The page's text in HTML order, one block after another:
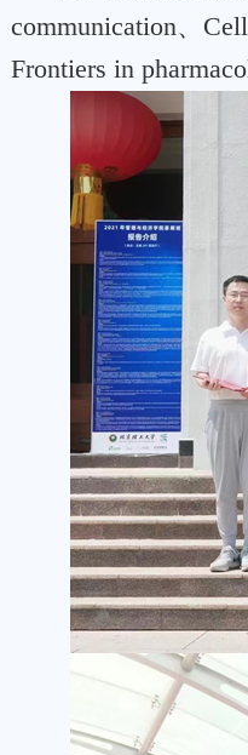
communication、
Frontiers in